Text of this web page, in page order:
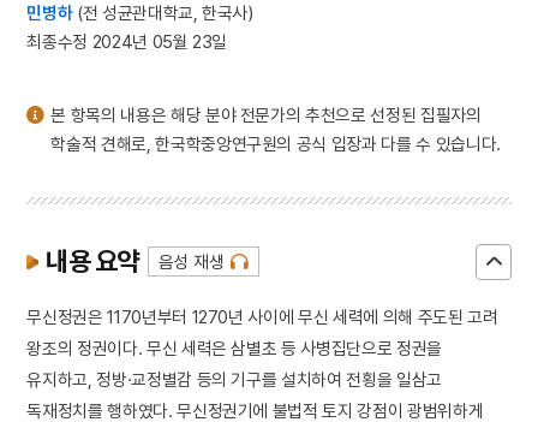
7
가야산 홍제암
10 강수곤
민병하 (전 성균관대학교, 한국사)
최종수정 2024년 05월 23일
본 항목의 내용은 해당 분야 전문가의 추천으로 선정된 집필자의
학술적 견해로, 한국학중앙연구원의 공식 입장과 다를 수 있습니다.
내용 요약 음성 재생
무신정권은 1170년부터 1270년 사이에 무신 세력에 의해 주도된 고려
왕조의 정권이다. 무신 세력은 삼별초 등 사병집단으로 정권을
유지하고, 정방·교정별감 등의 기구를 설치하여 전횡을 일삼고
독재정치를 행하였다. 무신정권기에 불법적 토지 강점이 광범위하게